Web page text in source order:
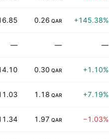
0.26 QAR +145.38%
— — —
0.30 QAR +1.10%
1.18 QAR +7.19%
1.97 QAR −1.03%